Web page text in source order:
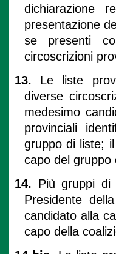
dichiarazione
presentazione
se presenti
circoscrizioni
13. Le liste
diverse
medesimo
provinciali
gruppo di liste;
capo del gruppo
14. Più gruppi di
Presidente
candidato alla
capo della